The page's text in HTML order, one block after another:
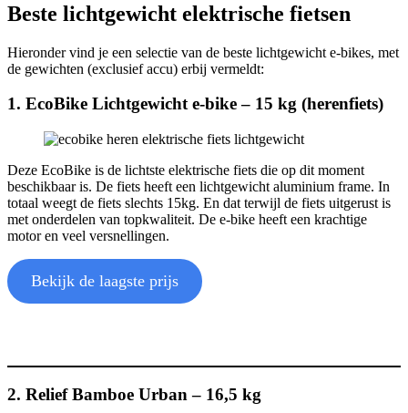
Beste lichtgewicht elektrische fietsen
Hieronder vind je een selectie van de beste lichtgewicht e-bikes, met
de gewichten (exclusief accu) erbij vermeldt:
1. EcoBike Lichtgewicht e-bike – 15 kg (herenfiets)
Deze EcoBike is de lichtste elektrische fiets die op dit moment
beschikbaar is. De fiets heeft een lichtgewicht aluminium frame. In
totaal weegt de fiets slechts 15kg. En dat terwijl de fiets uitgerust is
met onderdelen van topkwaliteit. De e-bike heeft een krachtige
motor en veel versnellingen.
Bekijk de laagste prijs
2. Relief Bamboe Urban – 16,5 kg